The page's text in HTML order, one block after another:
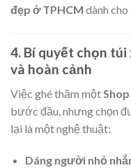
đẹp ở TPHCM dành cho
4. Bí quyết chọn
và hoàn cảnh
Việc ghé thăm một
bước đầu, nhưng chọn
lại là một nghệ thuật:
Dáng người nhỏ